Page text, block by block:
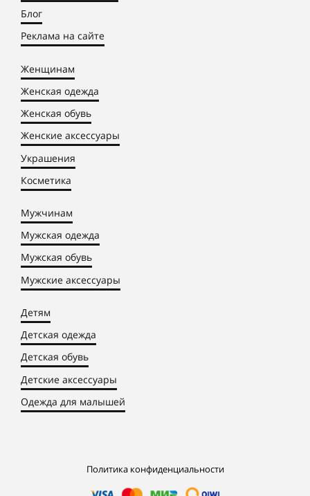
Блог
Реклама на сайте
Женщинам
Женская одежда
Женская обувь
Женские аксессуары
Украшения
Косметика
Мужчинам
Мужская одежда
Мужская обувь
Мужские аксессуары
Детям
Детская одежда
Детская обувь
Детские аксессуары
Одежда для малышей
Политика конфиденциальности